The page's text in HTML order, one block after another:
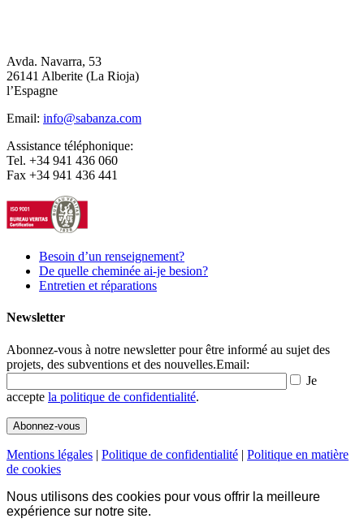
Avda. Navarra, 53
26141 Alberite (La Rioja)
l’Espagne
Email: info@sabanza.com
Assistance téléphonique:
Tel. +34 941 436 060
Fax +34 941 436 441
Besoin d’un renseignement?
De quelle cheminée ai-je besion?
Entretien et réparations
Newsletter
Abonnez-vous à notre newsletter pour être informé au sujet des
projets, des subventions et des nouvelles.Email:
Je
accepte la politique de confidentialité.
Mentions légales | Politique de confidentialité | Politique en matière
de cookies
Nous utilisons des cookies pour vous offrir la meilleure
expérience sur notre site.